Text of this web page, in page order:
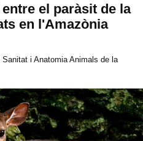
el paràsit de la
en l'Amazònia
i Anatomia Animals de la